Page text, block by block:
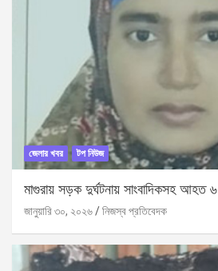
জেলার খবর টপ নিউজ
মাগুরায় সড়ক দুর্ঘটনায় সাংবাদিকসহ আহত ৬
জানুয়ারি ৩০, ২০২৬ নিজস্ব প্রতিবেদক